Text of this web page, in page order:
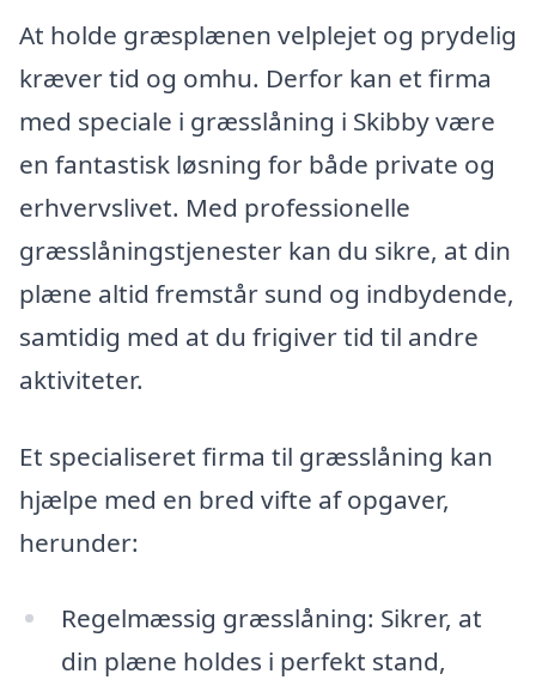
At holde græsplænen velplejet og prydelig
kræver tid og omhu. Derfor kan et firma
med speciale i græsslåning i Skibby være
en fantastisk løsning for både private og
erhvervslivet. Med professionelle
græsslåningstjenester kan du sikre, at din
plæne altid fremstår sund og indbydende,
samtidig med at du frigiver tid til andre
aktiviteter.
Et specialiseret firma til græsslåning kan
hjælpe med en bred vifte af opgaver,
herunder:
Regelmæssig græsslåning: Sikrer, at
din plæne holdes i perfekt stand,